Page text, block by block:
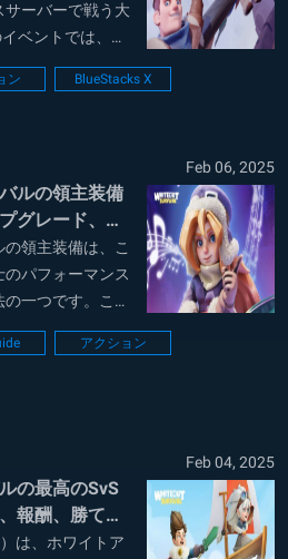
ーバーで戦う大
ベントでは、建
、最終的に「氷封
となります。戦略
ン BlueStacks X
Feb 06, 2025
ルの領主装備
グレード、ヒ
領主装備は、こ
パフォーマンス
一つです。この
は、攻撃力や防御
を強化することが
より強いフォー
アクション
Feb 04, 2025
の最高のSvS
報酬、勝てる
は、ホワイトア